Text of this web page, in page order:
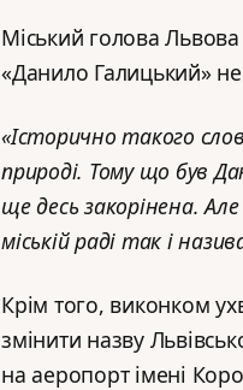
Міський голова Львова
«Данило Галицький»
«Історично такого
природі. Тому що був
ще десь закорінена.
міській раді так і
Крім того, виконком
змінити назву
на аеропорт імені